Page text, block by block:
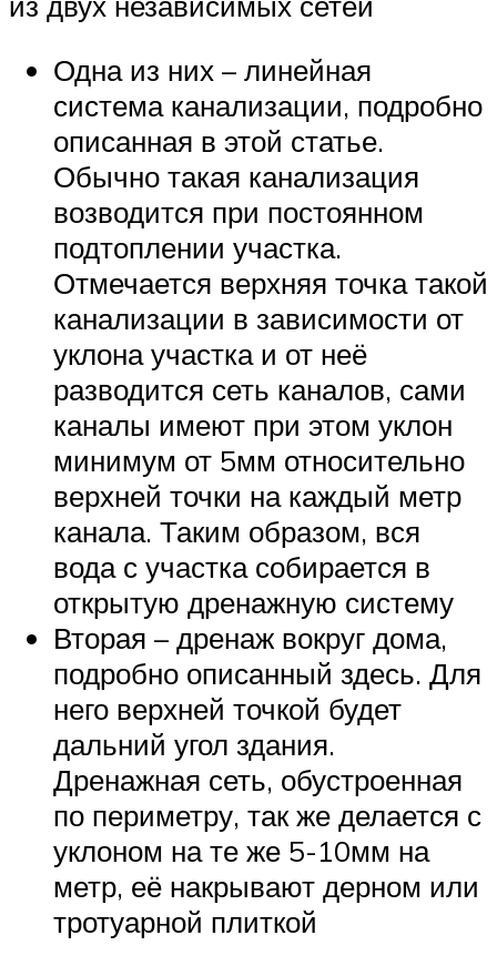
Одна из них – линейная
система канализации, подробно
описанная в этой статье.
Обычно такая канализация
возводится при постоянном
подтоплении участка.
Отмечается верхняя точка такой
канализации в зависимости от
уклона участка и от неё
разводится сеть каналов, сами
каналы имеют при этом уклон
минимум от 5мм относительно
верхней точки на каждый метр
канала. Таким образом, вся
вода с участка собирается в
открытую дренажную систему
Вторая – дренаж вокруг дома,
подробно описанный здесь. Для
него верхней точкой будет
дальний угол здания.
Дренажная сеть, обустроенная
по периметру, так же делается с
уклоном на те же 5-10мм на
метр, её накрывают дерном или
тротуарной плиткой